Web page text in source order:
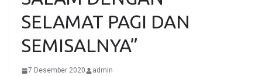
SELAMAT PAGI DAN
SEMISALNYA”
7 Desember 2020 admin